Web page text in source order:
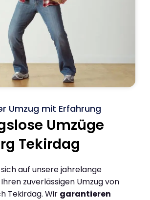
Umzug mit Erfahrung
Umzüge
Tekirdag
auf unsere jahrelange
zuverlässigen Umzug von
Tekirdag. Wir garantieren